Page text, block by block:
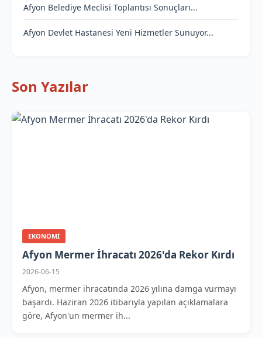
Afyon Belediye Meclisi Toplantısı Sonuçları...
Afyon Devlet Hastanesi Yeni Hizmetler Sunuyor...
Son Yazılar
EKONOMI
Afyon Mermer İhracatı 2026'da Rekor Kırdı
2026-06-15
Afyon, mermer ihracatında 2026 yılına damga vurmayı
başardı. Haziran 2026 itibarıyla yapılan açıklamalara
göre, Afyon'un mermer ih...